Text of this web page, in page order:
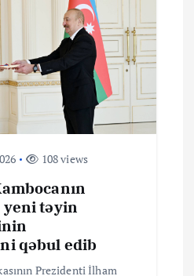
108 views
yeni təyin
qəbul edib
Prezidenti İlham